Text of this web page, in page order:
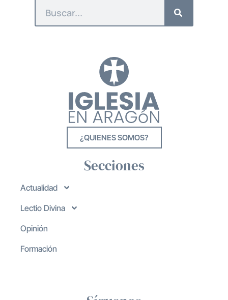
¿QUIENES SOMOS?
Secciones
Actualidad
Lectio Divina
Opinión
Formación